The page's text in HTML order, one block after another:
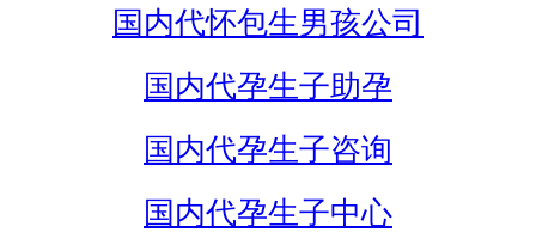
国内代怀包生男孩公司
国内代孕生子助孕
国内代孕生子咨询
国内代孕生子中心